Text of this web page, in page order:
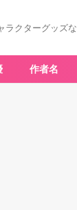
ラクターグッズ
作者名